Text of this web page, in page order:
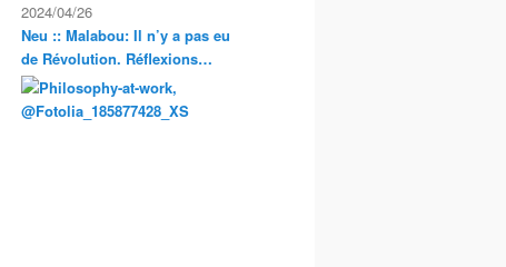
2024/04/26
Neu :: Malabou: Il n’y a pas eu
de Révolution. Réflexions
anarchistes sur la propriété et
la condition servile en France